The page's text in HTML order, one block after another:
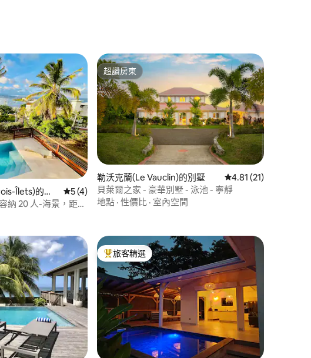
（滿分 5 分）
Îlets)的別
從 4 則評價中獲得 5 的平均評分（滿分 5 分）
5 (4)
納 20 人-海景，距離
超讚房東
超讚房東
勒沃克蘭(Le Vauclin)的別墅 從 21 則評價中獲得
4.81 (21)
貝萊爾之家 - 豪華別墅 - 泳池 - 寧靜
地點 · 性價比 · 室內空間
旅客精選榜首
旅客精選